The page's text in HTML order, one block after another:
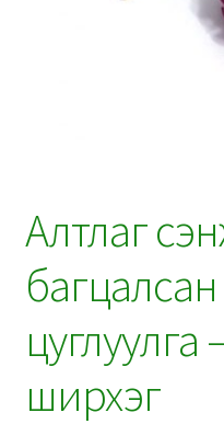
Алтлаг
цуглуулга
ширхэг